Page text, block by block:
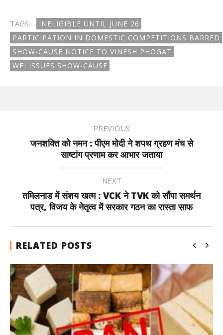
TAGS:
INELIGIBLE UNTIL JUNE 26
PARTICIPATION IN DOMESTIC COMPETITIONS BARRED
SHOW-CAUSE NOTICE TO VINESH PHOGAT
WFI ISSUES SHOW-CAUSE
PREVIOUS
जनशक्ति को नमन : पीएम मोदी ने शपथ ग्रहण मंच से
साष्टांग प्रणाम कर आभार जताया
NEXT
तमिलनाड में संशय खत्म : VCK ने TVK को सौंपा समर्थन
पत्र, विजय के नेतृत्व में सरकार गठन का रास्ता साफ
RELATED POSTS